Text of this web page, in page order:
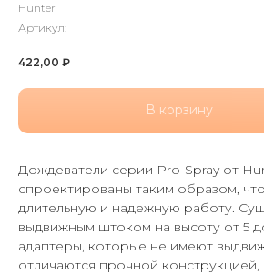
Hunter
Артикул:
422,00 ₽
В корзину
Дождеватели серии Pro-Spray от
спроектированы таким образом,
длительную и надежную работу.
выдвижным штоком на высоту от 5
адаптеры, которые не имеют
отличаются прочной